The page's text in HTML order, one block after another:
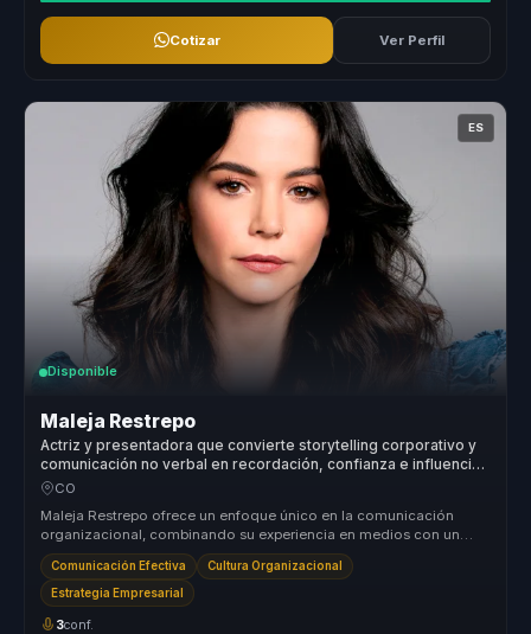
Cotizar Ver Perfil
ES
Disponible
Maleja Restrepo
Actriz y presentadora que convierte storytelling corporativo y
comunicación no verbal en recordación, confianza e influencia
para equipos.
CO
Maleja Restrepo ofrece un enfoque único en la comunicación
organizacional, combinando su experiencia en medios con un
rigor periodístico ...
Comunicación Efectiva Cultura Organizacional
Estrategia Empresarial
3conf.